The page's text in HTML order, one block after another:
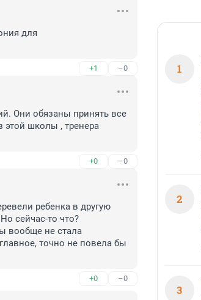
для
+1 –0
Они обязаны принять все
этой школы , тренера
+0 –0
ребенка в другую
сейчас-то что?
вообще не стала
точно не повела бы
+0 –0
1
2
3